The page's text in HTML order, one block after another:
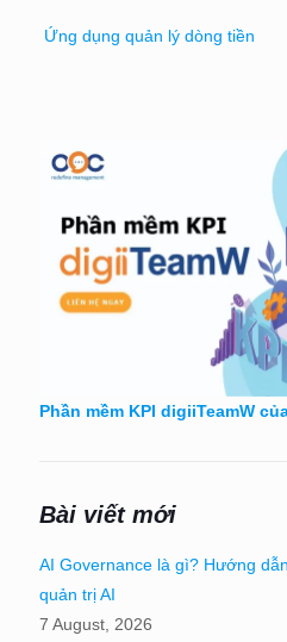
Ứng dụng quản lý dòng tiền
Phần mềm KPI digiiTeamW
Bài viết mới
AI Governance là gì? Hướng
quản trị AI
7 August, 2026